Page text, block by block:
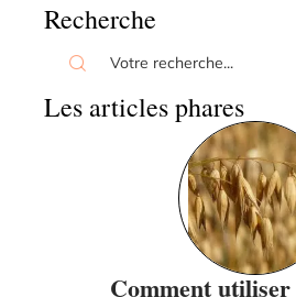
Recherche
Les articles phares
Comment utiliser